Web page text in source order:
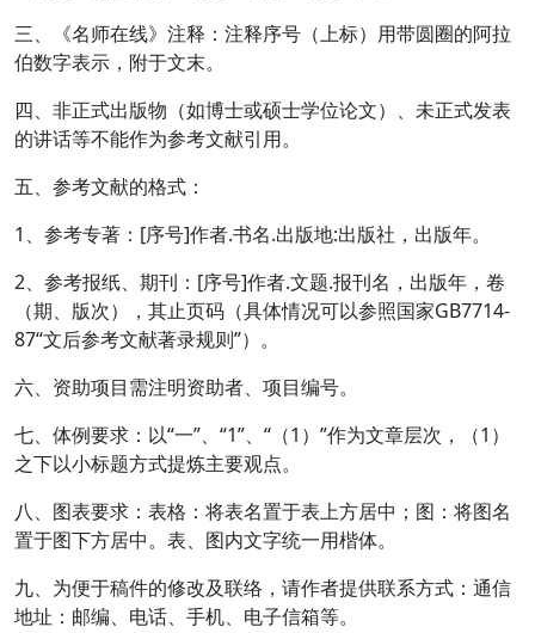
三、《名师在线》注释：注释序号（上标）用带圆圈的阿拉
伯数字表示，附于文末。
四、非正式出版物（如博士或硕士学位论文）、未正式发表
的讲话等不能作为参考文献引用。
五、参考文献的格式：
1、参考专著：[序号]作者.书名.出版地:出版社，出版年。
2、参考报纸、期刊：[序号]作者.文题.报刊名，出版年，卷
（期、版次），其止页码（具体情况可以参照国家GB7714-
87“文后参考文献著录规则”）。
六、资助项目需注明资助者、项目编号。
七、体例要求：以“一”、“1”、“（1）”作为文章层次，（1）
之下以小标题方式提炼主要观点。
八、图表要求：表格：将表名置于表上方居中；图：将图名
置于图下方居中。表、图内文字统一用楷体。
九、为便于稿件的修改及联络，请作者提供联系方式：通信
地址：邮编、电话、手机、电子信箱等。